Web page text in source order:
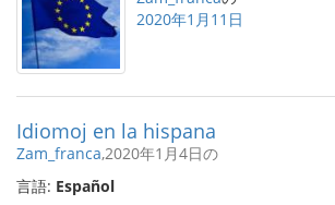
2020年1月11日
Idiomoj en la hispana
Zam_franca,2020年1月4日の
言語: Español